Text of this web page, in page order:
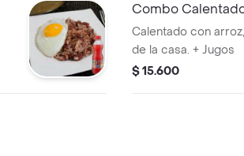
Combo
Calentado con
de la casa. + Jugos
$ 15.600